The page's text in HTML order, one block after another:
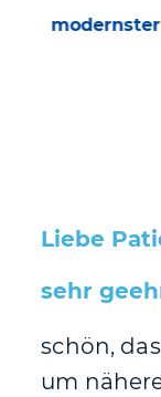
Liebe
sehr
schön,
um